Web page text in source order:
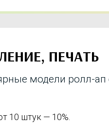
ПЕЧАТЬ
модели ролл-ап
10 штук — 10%.